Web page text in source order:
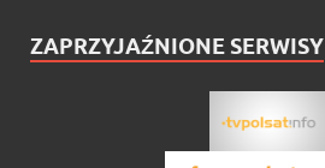
ZAPRZYJAŹNIONE SERWISY